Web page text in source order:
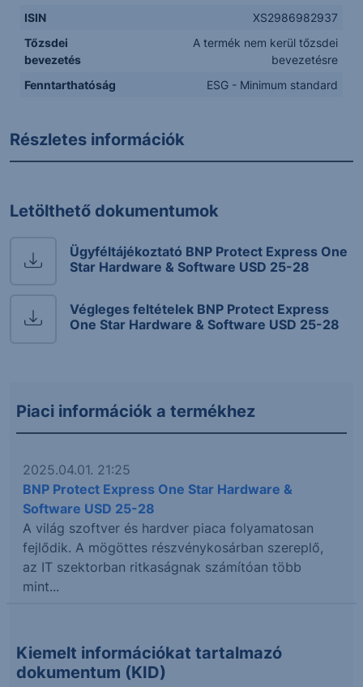
ISIN
XS2986982937
Tőzsdei
bevezetés
A termék nem kerül tőzsdei
bevezetésre
Fenntarthatóság
ESG - Minimum standard
Részletes információk
Letölthető dokumentumok
Ügyféltájékoztató BNP Protect Express One
Star Hardware & Software USD 25-28
Végleges feltételek BNP Protect Express
One Star Hardware & Software USD 25-28
Piaci információk a termékhez
2025.04.01. 21:25
BNP Protect Express One Star Hardware &
Software USD 25-28
A világ szoftver és hardver piaca folyamatosan
fejlődik. A mögöttes részvénykosárban szereplő,
az IT szektorban ritkaságnak számítóan több
mint...
Kiemelt információkat tartalmazó
dokumentum (KID)